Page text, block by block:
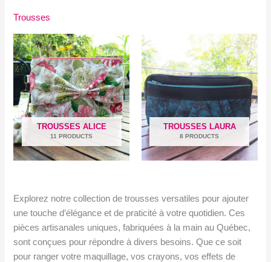
Trousses
TROUSSES ALICE
11 PRODUCTS
TROUSSES LAURA
8 PRODUCTS
Explorez notre collection de trousses versatiles pour ajouter
une touche d’élégance et de praticité à votre quotidien. Ces
pièces artisanales uniques, fabriquées à la main au Québec,
sont conçues pour répondre à divers besoins. Que ce soit
pour ranger votre maquillage, vos crayons, vos effets de